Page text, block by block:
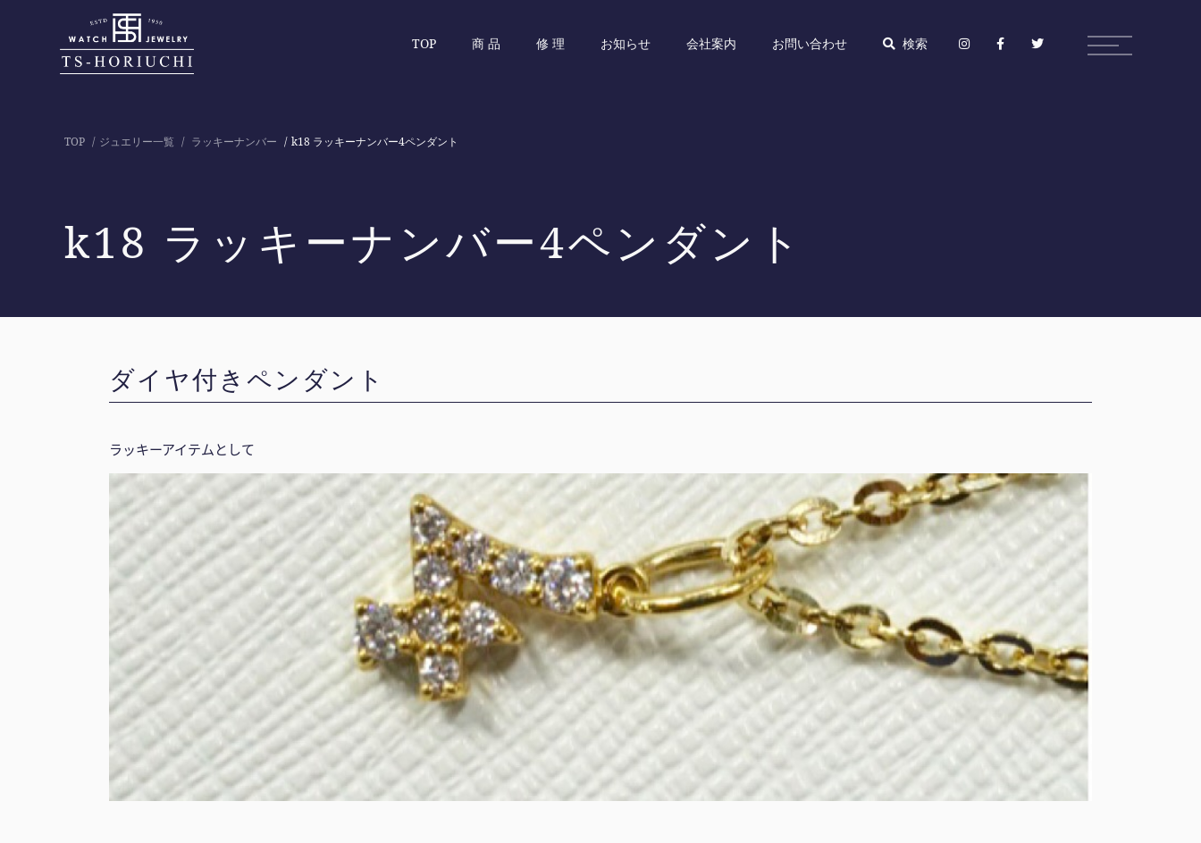
TOP 商 品 修 理 お知らせ 会社案内 お問い合わせ 検索
TOP ジュエリー一覧 ラッキーナンバー k18 ラッキーナンバー4ペンダント
k18 ラッキーナンバー4ペンダント
ダイヤ付きペンダント
ラッキーアイテムとして